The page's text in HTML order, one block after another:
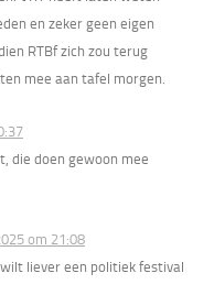
en zeker geen eigen
RTBf zich zou terug
mee aan tafel morgen.
die doen gewoon mee
om 21:08
liever een politiek festival